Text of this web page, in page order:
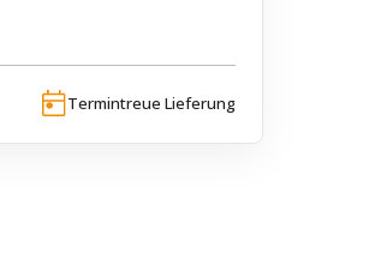
Termintreue Lieferung